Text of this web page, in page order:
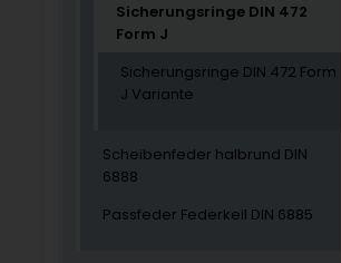
Sicherungsringe DIN 472
Form J
Sicherungsringe DIN 472 Form
J Variante
Scheibenfeder halbrund DIN
6888
Passfeder Federkeil DIN 6885